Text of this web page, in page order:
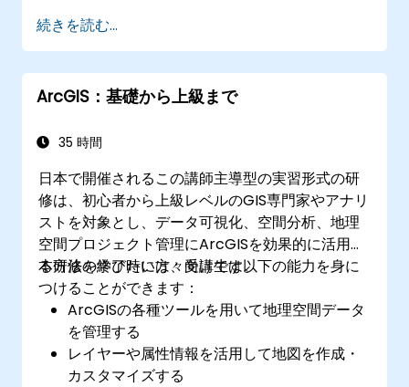
ArcGISでのプロジェクト向けに空間データを
適切に分析できる
続きを読む...
ArcGIS：基礎から上級まで
35 時間
日本で開催されるこの講師主導型の実習形式の研
修は、初心者から上級レベルのGIS専門家やアナリ
ストを対象とし、データ可視化、空間分析、地理
空間プロジェクト管理にArcGISを効果的に活用す
る方法を学びたい方々向けです。
本研修の終了時には、受講生は以下の能力を身に
つけることができます：
ArcGISの各種ツールを用いて地理空間データ
を管理する
レイヤーや属性情報を活用して地図を作成・
カスタマイズする